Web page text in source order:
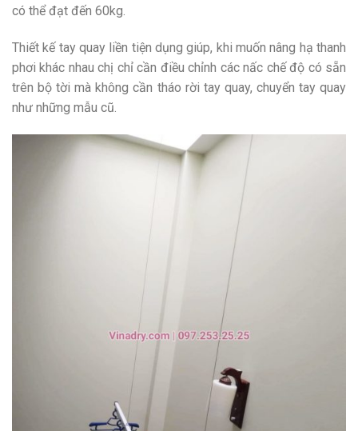
có thể đạt đến 60kg.
Thiết kế tay quay liền tiện dụng giúp, khi muốn nâng hạ thanh
phơi khác nhau chị chỉ cần điều chỉnh các nấc chế độ có sẵn
trên bộ tời mà không cần tháo rời tay quay, chuyển tay quay
như những mẫu cũ.